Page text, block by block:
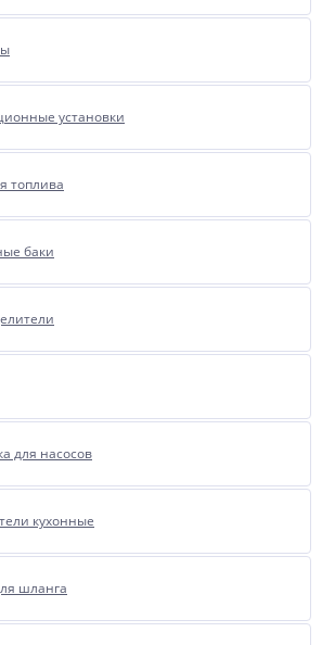
установки
топлива
баки
для насосов
кухонные
шланга